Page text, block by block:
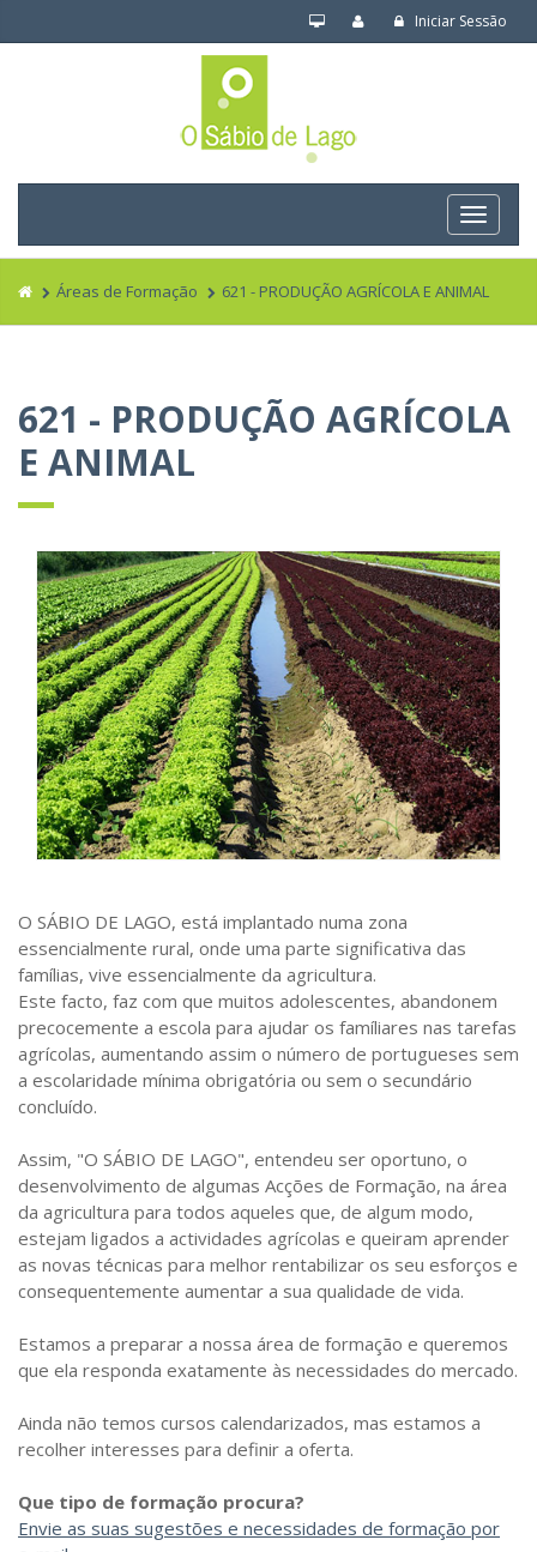
Iniciar Sessão
Áreas de Formação 621 - PRODUÇÃO AGRÍCOLA E ANIMAL
621 - PRODUÇÃO AGRÍCOLA
E ANIMAL
O SÁBIO DE LAGO, está implantado numa zona
essencialmente rural, onde uma parte significativa das
famílias, vive essencialmente da agricultura.
Este facto, faz com que muitos adolescentes, abandonem
precocemente a escola para ajudar os famíliares nas tarefas
agrícolas, aumentando assim o número de portugueses sem
a escolaridade mínima obrigatória ou sem o secundário
concluído.
Assim, "O SÁBIO DE LAGO", entendeu ser oportuno, o
desenvolvimento de algumas Acções de Formação, na área
da agricultura para todos aqueles que, de algum modo,
estejam ligados a actividades agrícolas e queiram aprender
as novas técnicas para melhor rentabilizar os seu esforços e
consequentemente aumentar a sua qualidade de vida.
Estamos a preparar a nossa área de formação e queremos
que ela responda exatamente às necessidades do mercado.
Ainda não temos cursos calendarizados, mas estamos a
recolher interesses para definir a oferta.
Que tipo de formação procura?
Envie as suas sugestões e necessidades de formação por